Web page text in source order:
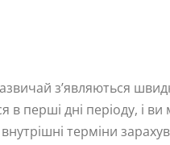
з’являються
в перші дні періоду, і
терміни